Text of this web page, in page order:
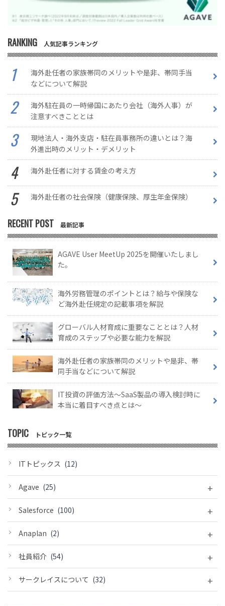
RANKING 人気記事ランキング
海外赴任者の家族帯同のメリットや是非、帯同手当
などについて解説
海外駐在員の一時帰国にあたり会社（海外人事）が
注意すべきこととは
現地法人・海外支店・駐在員事務所の違いとは？海
外進出時のメリット・デメリット
海外赴任者に対する賃金の考え方
海外赴任者の社会保険（健康保険、厚生年金保険）
RECENT POST 最新記事
AGAVE User MeetUp 2025を開催いたしまし
た。
海外労務管理のポイントとは？給与や保険な
ど海外赴任規定の記載事項を解説
グローバル人材育成に重要なこととは？人材
育成のステップや必要な能力を解説
海外赴任者の家族帯同のメリットや是非、帯
同手当などについて解説
IT投資の評価方法～SaaS製品の導入検討時に
本当に着目すべき点とは～
TOPIC トピック一覧
ITトピックス (12)
+
Agave (25)
+
Salesforce (100)
+
Anaplan (2)
+
社員紹介 (54)
+
サークレイスについて (32)